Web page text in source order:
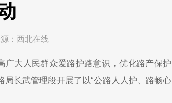
：西北在线
广大人民群众爱路护路意识，优化路产保护
长武管理段开展了以“公路人人护、路畅心